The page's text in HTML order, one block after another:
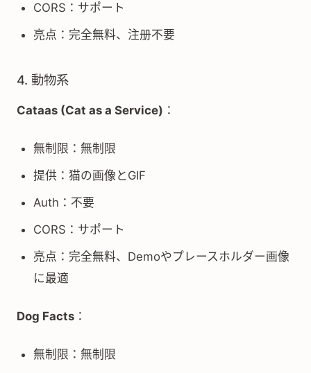
CORS：サポート
亮点：完全無料、注册不要
4. 動物系
Cataas (Cat as a Service) ：
無制限：無制限
提供：猫の画像とGIF
Auth：不要
CORS：サポート
亮点：完全無料、Demoやプレースホルダー画像
に最適
Dog Facts ：
無制限：無制限